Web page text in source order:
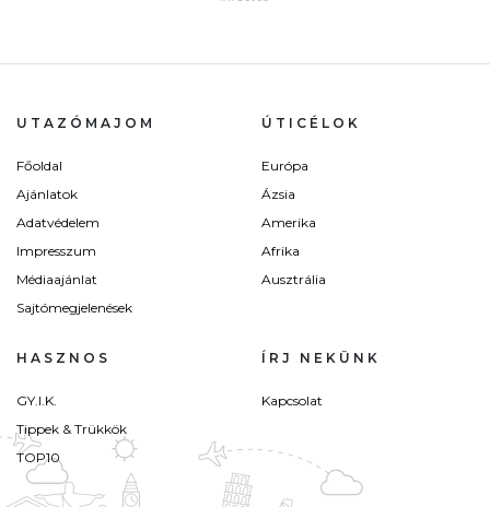
UTAZÓMAJOM
Főoldal
Ajánlatok
Adatvédelem
Impresszum
Médiaajánlat
Sajtómegjelenések
ÚTICÉLOK
Európa
Ázsia
Amerika
Afrika
Ausztrália
HASZNOS
GY.I.K.
Tippek & Trükkök
TOP10
ÍRJ NEKÜNK
Kapcsolat